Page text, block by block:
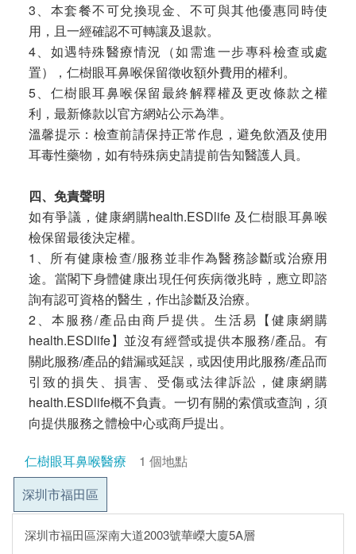
3、本套餐不可兌換現金、不可與其他優惠同時使
用，且一經確認不可轉讓及退款。
4、如遇特殊醫療情況（如需進一步專科檢查或處
置），仁樹眼耳鼻喉保留徵收額外費用的權利。
5、仁樹眼耳鼻喉保留最終解釋權及更改條款之權
利，最新條款以官方網站公示為準。
溫馨提示：檢查前請保持正常作息，避免飲酒及使用
耳毒性藥物，如有特殊病史請提前告知醫護人員。
四、免責聲明
如有爭議，健康網購health.ESDlife 及仁樹眼耳鼻喉
檢保留最後決定權。
1、所有健康檢查/服務並非作為醫務診斷或治療用
途。當閣下身體健康出現任何疾病徵兆時，應立即諮
詢有認可資格的醫生，作出診斷及治療。
2、本服務/產品由商戶提供。生活易【健康網購
health.ESDlife】並沒有經營或提供本服務/產品。有
關此服務/產品的錯漏或延誤，或因使用此服務/產品而
引致的損失、損害、受傷或法律訴訟，健康網購
health.ESDlife概不負責。一切有關的索償或查詢，須
向提供服務之體檢中心或商戶提出。
仁樹眼耳鼻喉醫療
1 個地點
深圳市福田區
深圳市福田區深南大道2003號華嶸大廈5A層